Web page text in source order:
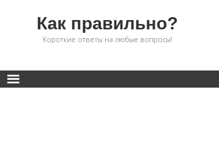
Как правильно?
Короткие ответы на любые вопросы!